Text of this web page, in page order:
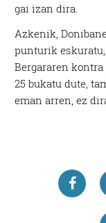
gai izan dira.
Azkenik,
punturik
Bergararen
25 bukatu dute,
eman arren, ez